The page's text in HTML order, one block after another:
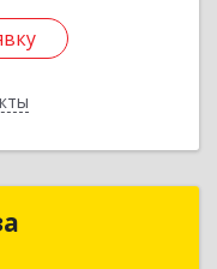
Бит, Пенза